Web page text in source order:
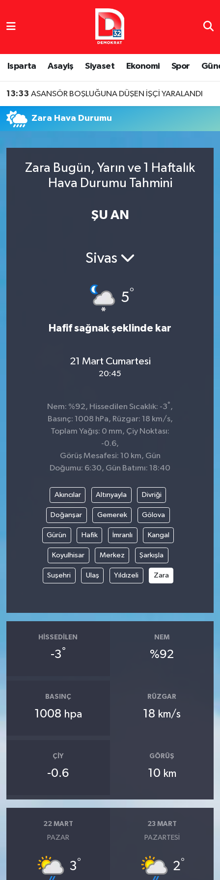
Isparta Asayiş Siyaset Ekonomi Spor
13:33 ASANSÖR BOŞLUĞUNA DÜŞEN İŞÇİ YARALANDI
Zara Hava Durumu
Zara Bugün, Yarın ve 1 Haftalık
Hava Durumu Tahmini
ŞU AN
Sivas
5°
Hafif sağnak şeklinde kar
21 Mart Cumartesi
20:45
Nem: %92, Hissedilen Sıcaklık: -3°,
Basınç: 1008 hPa, Rüzgar: 18 km/s,
Toplam Yağış: 0 mm, Çiy Noktası:
-0.6,
Görüş Mesafesi: 10 km, Gün
Doğumu: 6:30, Gün Batımı: 18:40
Akıncılar Altınyayla Divriği
Doğanşar Gemerek Gölova
Gürün Hafik İmranlı Kangal
Koyulhisar Merkez Şarkışla
Suşehri Ulaş Yıldızeli Zara
HISSEDILEN
-3°
NEM
%92
BASINÇ
1008 hpa
RÜZGAR
18 km/s
ÇIY
-0.6
GÖRÜŞ
10 km
22 MART
PAZAR
3°
23 MART
PAZARTESI
2°
Isparta Nöbetçi Eczaneler
Isparta Hava Durumu
Isparta Namaz Vakitleri
Tüm Manşetler
Son Dakika Haberleri